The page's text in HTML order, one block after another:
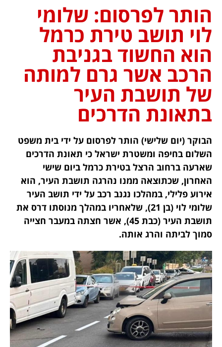
הותר לפרסום: שלומי
לוי תושב טירת כרמל
הוא החשוד בגניבת
הרכב אשר גרם למותה
של תושבת העיר
בתאונת הדרכים
הבוקר (יום שלישי) הותר לפרסום על ידי בית משפט
השלום בחיפה ומשטרת ישראל כי תאונת הדרכים
שארעה ברחוב הרצל בטירת כרמל ביום שישי
האחרון, שכתוצאה ממנו נהרגה תושבת העיר, הוא
אירוע פלילי, במהלכו נגנב רכב על ידי תושב העיר
שלומי לוי (בן 21), שלאחריו במהלך מנוסתו דרס את
תושבת העיר (כבת 45), אשר חצתה במעבר חצייה
סמוך לביתה והרג אותה.